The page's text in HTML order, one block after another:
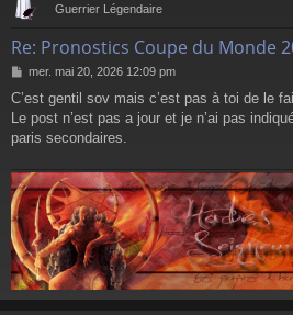
Guerrier Légendaire
Re: Pronostics Coupe du Monde
M
s
s
a
mer. mai 20, 2026 12:09 pm
C’est gentil sov mais c’est pas à toi de le
Le post n’est pas a jour et je n’ai pas
paris secondaires.